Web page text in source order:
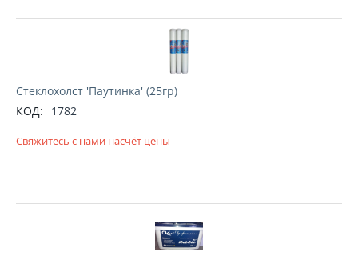
Стеклохолст 'Паутинка' (25гр)
КОД:
1782
Свяжитесь с нами насчёт цены